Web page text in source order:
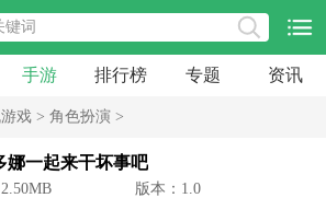
手游 排行榜 专题 资讯
戏 > 角色扮演 >
娜一起来干坏事吧
版本：1.0